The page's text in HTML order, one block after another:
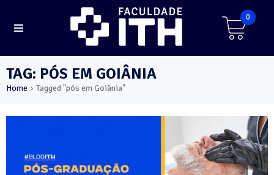
0
TAG: PÓS EM GOIÂNIA
Home › Tagged "pós em Goiânia"